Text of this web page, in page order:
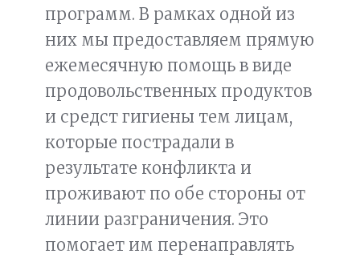
программ. В рамках одной из
них мы предоставляем прямую
ежемесячную помощь в виде
продовольственных продуктов
и средст гигиены тем лицам,
которые пострадали в
результате конфликта и
проживают по обе стороны от
линии разграничения. Это
помогает им перенаправлять